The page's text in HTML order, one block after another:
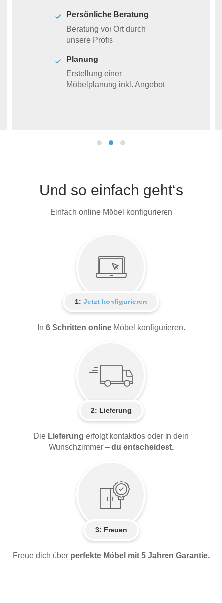
Persönliche Beratung
Beratung vor Ort durch
unsere Profis
Planung
Erstellung einer
Möbelplanung inkl. Angebot
Und so einfach geht‘s
Einfach online Möbel konfigurieren
1: Jetzt konfigurieren
In 6 Schritten online Möbel konfigurieren.
2: Lieferung
Die Lieferung erfolgt kontaktlos oder in dein
Wunschzimmer – du entscheidest.
3: Freuen
Freue dich über perfekte Möbel mit 5 Jahren Garantie.